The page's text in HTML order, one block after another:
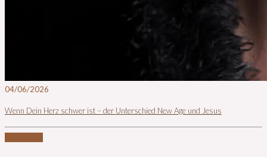
04/06/2026
Wenn Dein Herz schwer ist – der Unterschied New Age und Jesus